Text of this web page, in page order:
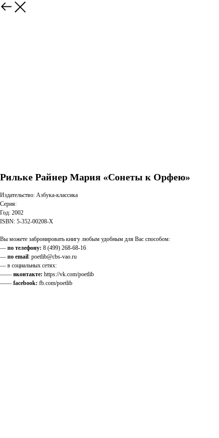
Рильке Райнер Мария «Сонеты к Орфею»
Издательство: Азбука-классика
Серия:
Год: 2002
ISBN: 5-352-00208-X
Вы можете забронировать книгу любым удобным для Вас способом:
— по телефону: 8 (499) 268-68-16
— по email: poetlib@cbs-vao.ru
— в социальных сетях:
—— вконтакте: https://vk.com/poetlib
—— facebook: fb.com/poetlib